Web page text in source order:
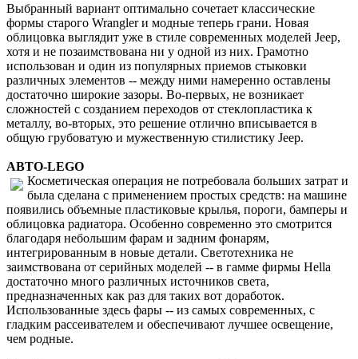
Выбранный вариант оптимально сочетает классические
формы старого Wrangler и модные теперь грани. Новая
облицовка выглядит уже в стиле современных моделей Jeep,
хотя и не позаимствована ни у одной из них. Грамотно
использован и один из популярных приемов стыковки
различных элементов -- между ними намеренно оставлены
достаточно широкие зазоры. Во-первых, не возникает
сложностей с созданием переходов от стеклопластика к
металлу, во-вторых, это решение отлично вписывается в
общую грубоватую и мужественную стилистику Jeep.
АВТО-LEGO
Косметическая операция не потребовала больших затрат и
была сделана с применением простых средств: на машине
появились объемные пластиковые крылья, пороги, бамперы и
облицовка радиатора. Особенно современно это смотрится
благодаря небольшим фарам и задним фонарям,
интегрированным в новые детали. Светотехника не
заимствована от серийных моделей -- в гамме фирмы Hella
достаточно много различных источников света,
предназначенных как раз для таких вот доработок.
Использованные здесь фары -- из самых современных, с
гладким рассеивателем и обеспечивают лучшее освещение,
чем родные.